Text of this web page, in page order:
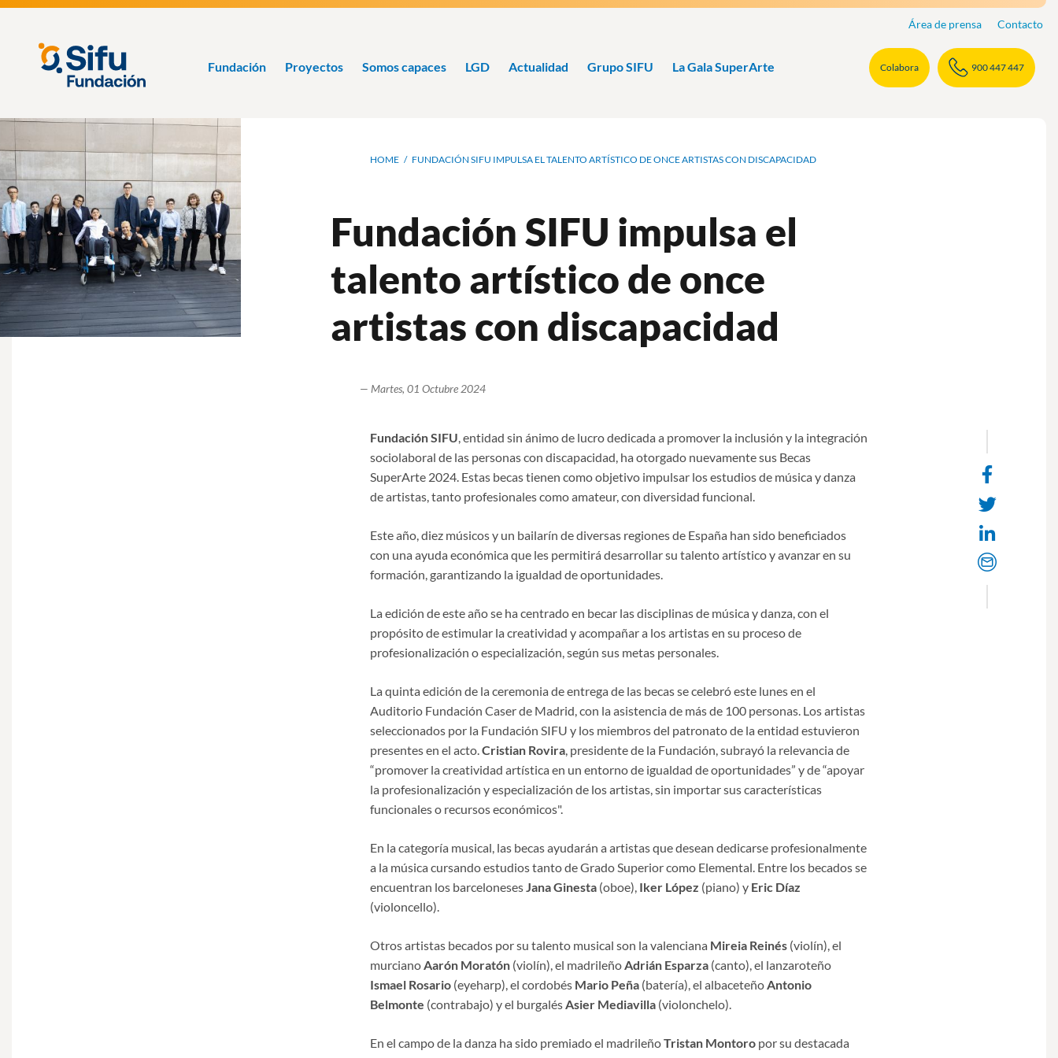
Pasar
principal
Fundación
Fundación Proyectos Somos capaces LGD Actualidad Grupo SIFU La Gala SuperArte
Área de prensa Contacto
Colabora 900 447 447
Ruta
HOME FUNDACIÓN SIFU IMPULSA EL TALENTO ARTÍSTICO DE ONCE ARTISTAS CON DISCAPACIDAD
Fundación SIFU impulsa el
talento artístico de once
artistas con discapacidad
— Martes, 01 Octubre 2024
Fundación SIFU, entidad sin ánimo de lucro dedicada a promover la inclusión y la integración
sociolaboral de las personas con discapacidad, ha otorgado nuevamente sus Becas
SuperArte 2024. Estas becas tienen como objetivo impulsar los estudios de música y danza
de artistas, tanto profesionales como amateur, con diversidad funcional.
Este año, diez músicos y un bailarín de diversas regiones de España han sido beneficiados
con una ayuda económica que les permitirá desarrollar su talento artístico y avanzar en su
formación, garantizando la igualdad de oportunidades.
La edición de este año se ha centrado en becar las disciplinas de música y danza, con el
propósito de estimular la creatividad y acompañar a los artistas en su proceso de
profesionalización o especialización, según sus metas personales.
La quinta edición de la ceremonia de entrega de las becas se celebró este lunes en el
Auditorio Fundación Caser de Madrid, con la asistencia de más de 100 personas. Los artistas
seleccionados por la Fundación SIFU y los miembros del patronato de la entidad estuvieron
presentes en el acto.Cristian Rovira, presidente de la Fundación, subrayó la relevancia de
“promover la creatividad artística en un entorno de igualdad de oportunidades” y de “apoyar
la profesionalización y especialización de los artistas, sin importar sus características
funcionales o recursos económicos".
En la categoría musical, las becas ayudarán a artistas que desean dedicarse profesionalmente
a la música cursando estudios tanto de Grado Superior como Elemental. Entre los becados se
encuentran los barcelonesesJana Ginesta(oboe), Iker López (piano) y Eric Díaz
(violoncello).
Otros artistas becados por su talento musical son la valenciana Mireia Reinés(violín), el
murcianoAarón Moratón(violín), el madrileñoAdrián Esparza(canto), el lanzaroteño
Ismael Rosario(eyeharp), el cordobés Mario Peña(batería), el albaceteñoAntonio
Belmonte (contrabajo) y el burgalésAsier Mediavilla(violonchelo).
En el campo de la danza ha sido premiado el madrileñoTristan Montoropor su destacada
Email